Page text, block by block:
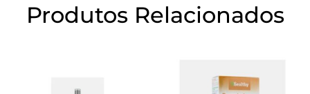
Produtos Relacionados